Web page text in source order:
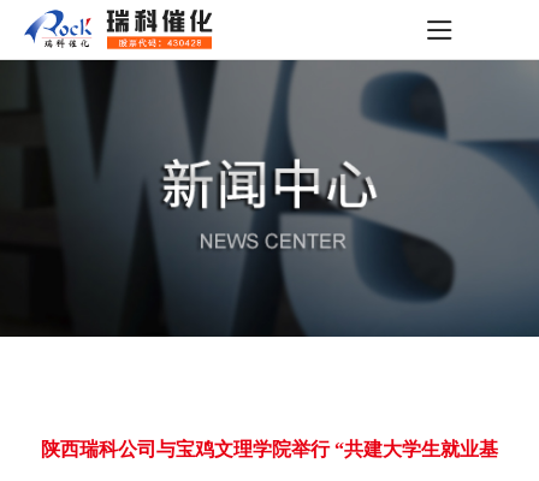
陕西瑞科公司与宝鸡文理学院举行 “共建大学生就业基